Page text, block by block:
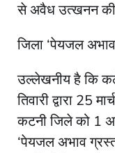
से अवैध उत्खनन की
जिला ‘पेयजल अभाव
उल्लेखनीय है कि
तिवारी द्वारा 25
कटनी जिले को 1
‘पेयजल अभाव